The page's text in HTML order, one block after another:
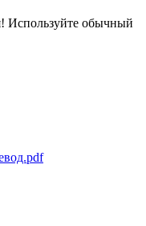
Используйте обычный